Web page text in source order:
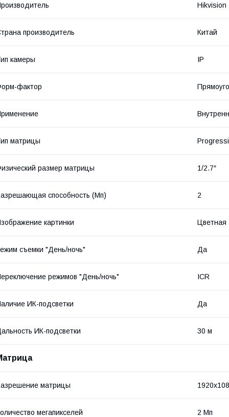
Hikvision
производитель Китай
камеры IP
фактор
матрицы
размер матрицы 1/2.7″
способность (Мп) 2
картинки Цветная
съемки "День/ночь" Да
режимов "День/ночь" ICR
ИК-подсветки Да
ИК-подсветки 30 м
матрицы
мегапикселей 2 Мп